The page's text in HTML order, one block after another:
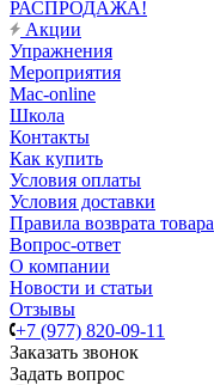
РАСПРОДАЖА!
Акции
Упражнения
Мероприятия
Mac-online
Школа
Контакты
Как купить
Условия оплаты
Условия доставки
Правила возврата товара
Вопрос-ответ
О компании
Новости и статьи
Отзывы
+7 (977) 820-09-11
Заказать звонок
Задать вопрос